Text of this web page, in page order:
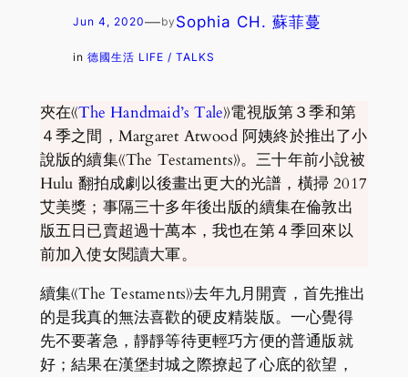
Jun 4, 2020—by Sophia CH. 蘇菲蔓
in 德國生活 LIFE / TALKS
夾在《The Handmaid’s Tale》電視版第３季和第
４季之間，Margaret Atwood 阿姨終於推出了小
說版的續集《The Testaments》。三十年前小說被
Hulu 翻拍成劇以後畫出更大的光譜，橫掃 2017
艾美獎；事隔三十多年後出版的續集在倫敦出
版五日已賣超過十萬本，我也在第４季回來以
前加入使女閱讀大軍。
續集《The Testaments》去年九月開賣，首先推出
的是我真的無法喜歡的硬皮精裝版。一心覺得
先不要著急，靜靜等待更輕巧方便的普通版就
好；結果在漢堡封城之際撩起了心底的欲望，